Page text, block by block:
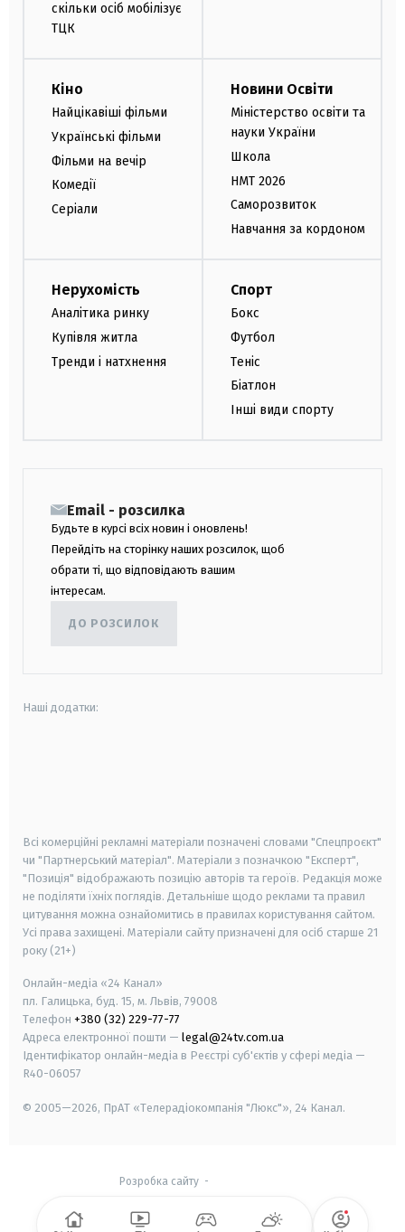
скільки осіб мобілізує
ТЦК
Кіно
Найцікавіші фільми
Українські фільми
Фільми на вечір
Комедії
Серіали
Новини Освіти
Міністерство освіти та
науки України
Школа
НМТ 2026
Саморозвиток
Навчання за кордоном
Нерухомість
Аналітика ринку
Купівля житла
Тренди і натхнення
Спорт
Бокс
Футбол
Теніс
Біатлон
Інші види спорту
Email - розсилка
Будьте в курсі всіх новин і оновлень!
Перейдіть на сторінку наших розсилок, щоб
обрати ті, що відповідають вашим
інтересам.
ДО РОЗСИЛОК
Наші додатки:
Всі комерційні рекламні матеріали позначені словами "Спецпроєкт"
чи "Партнерський матеріал". Матеріали з позначкою "Експерт",
"Позиція" відображають позицію авторів та героїв. Редакція може
не поділяти їхніх поглядів. Детальніше щодо реклами та правил
цитування можна ознайомитись в правилах користування сайтом.
Усі права захищені. Матеріали сайту призначені для осіб старше 21
року (21+)
Онлайн-медіа «24 Канал»
пл. Галицька, буд. 15, м. Львів, 79008
Телефон +380 (32) 229-77-77
Адреса електронної пошти — legal@24tv.com.ua
Ідентифікатор онлайн-медіа в Реєстрі суб'єктів у сфері медіа —
R40-06057
© 2005—2026, ПрАТ «Телерадіокомпанія "Люкс"», 24 Канал.
Розробка сайту-